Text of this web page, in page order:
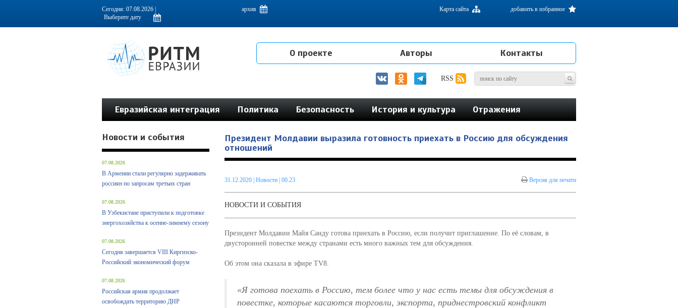
Информационно-аналитическое издание, посвященное актуальным проблемам интеграции на постсоветском пространстве
Сегодня: 07.08.2026 | архив добавить в избранное
Карта сайта
О проекте Авторы Контакты
RSS
Евразийская интеграция Политика Безопасность История и культура Отражения
Президент Молдавии выразила готовность приехать в Россию для обсуждения
отношений
31.12.2020| Новости | 00.23 Версия для печати
НОВОСТИ И СОБЫТИЯ
Президент Молдавии Майя Санду готова приехать в Россию, если получит приглашение. По её словам, в
двусторонней повестке между странами есть много важных тем для обсуждения.
Об этом она сказала в эфире TV8.
«Я готова поехать в Россию, тем более что у нас есть темы для обсуждения в
повестке, которые касаются торговли, экспорта, приднестровский конфликт
Новости и события
07.08.2026
В Армении стали регулярно задерживать
россиян по запросам третьих стран
07.08.2026
В Узбекистане приступили к подготовке
энергохозяйства к осенне-зимнему сезону
07.08.2026
Сегодня завершается VIII Киргизско-
Российский экономический форум
07.08.2026
Российская армия продолжает
освобождать территорию ДНР